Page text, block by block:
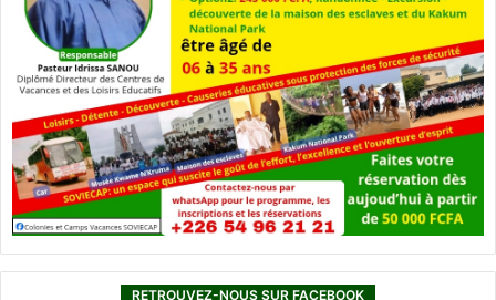
RETROUVEZ-NOUS SUR FACEBOOK